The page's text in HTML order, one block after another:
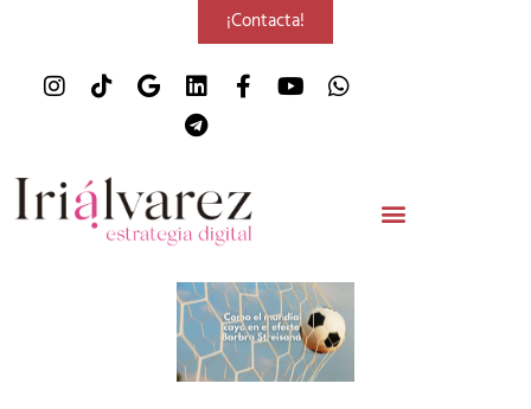
¡Contacta!